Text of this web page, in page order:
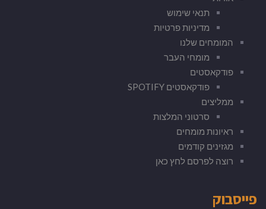
תנאי שימוש
מדיניות פרטיות
המומחים שלנו
מומחי העבר
פודקאסטים
פודקאסטים SPOTIFY
ממליצים
סרטוני המלצות
ראיונות מומחים
מגזינים קודמים
רוצה לפרסם לחץ כאן
פייסבוק